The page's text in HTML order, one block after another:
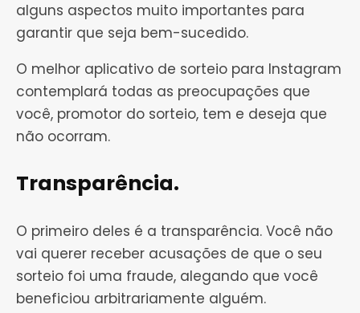
alguns aspectos muito importantes para
garantir que seja bem-sucedido.
O melhor aplicativo de sorteio para Instagram
contemplará todas as preocupações que
você, promotor do sorteio, tem e deseja que
não ocorram.
Transparência.
O primeiro deles é a transparência. Você não
vai querer receber acusações de que o seu
sorteio foi uma fraude, alegando que você
beneficiou arbitrariamente alguém.